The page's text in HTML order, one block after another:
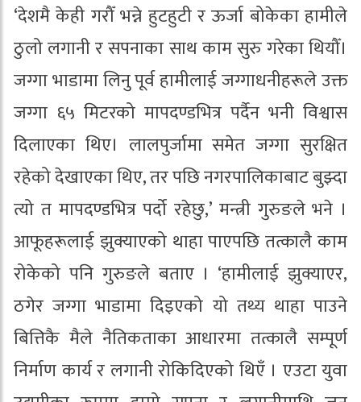
‘देशमै केही गरौँ भन्ने हुटहुटी र ऊर्जा बोकेका हामीले
ठुलो लगानी र सपनाका साथ काम सुरु गरेका थियौँ।
जग्गा भाडामा लिनु पूर्व हामीलाई जग्गाधनीहरूले उक्त
जग्गा ६५ मिटरको मापदण्डभित्र पर्दैन भनी विश्वास
दिलाएका थिए। लालपुर्जामा समेत जग्गा सुरक्षित
रहेको देखाएका थिए, तर पछि नगरपालिकाबाट बुझ्दा
त्यो त मापदण्डभित्र पर्दो रहेछु,’ मन्त्री गुरुङले भने ।
आफूहरूलाई झुक्याएको थाहा पाएपछि तत्कालै काम
रोकेको पनि गुरुङले बताए । ‘हामीलाई झुक्याएर,
ठगेर जग्गा भाडामा दिइएको यो तथ्य थाहा पाउने
बित्तिकै मैले नैतिकताका आधारमा तत्कालै सम्पूर्ण
निर्माण कार्य र लगानी रोकिदिएको थिएँ । एउटा युवा